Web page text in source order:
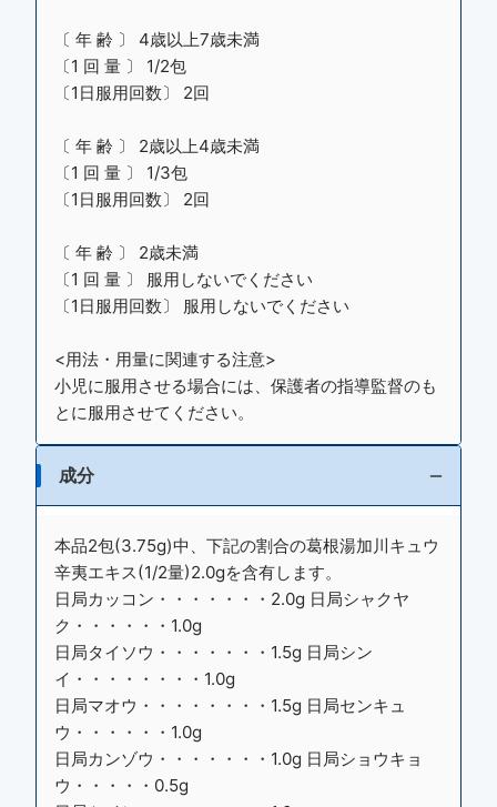
〔 年 齢 〕 4歳以上7歳未満
〔1 回 量 〕 1/2包
〔1日服用回数〕 2回
〔 年 齢 〕 2歳以上4歳未満
〔1 回 量 〕 1/3包
〔1日服用回数〕 2回
〔 年 齢 〕 2歳未満
〔1 回 量 〕 服用しないでください
〔1日服用回数〕 服用しないでください
<用法・用量に関連する注意>
小児に服用させる場合には、保護者の指導監督のも
とに服用させてください。
成分
本品2包(3.75g)中、下記の割合の葛根湯加川キュウ
辛夷エキス(1/2量)2.0gを含有します。
日局カッコン・・・・・・・2.0g 日局シャクヤ
ク・・・・・・1.0g
日局タイソウ・・・・・・・1.5g 日局シン
イ・・・・・・・・1.0g
日局マオウ・・・・・・・・1.5g 日局センキュ
ウ・・・・・・1.0g
日局カンゾウ・・・・・・・1.0g 日局ショウキョ
ウ・・・・・0.5g